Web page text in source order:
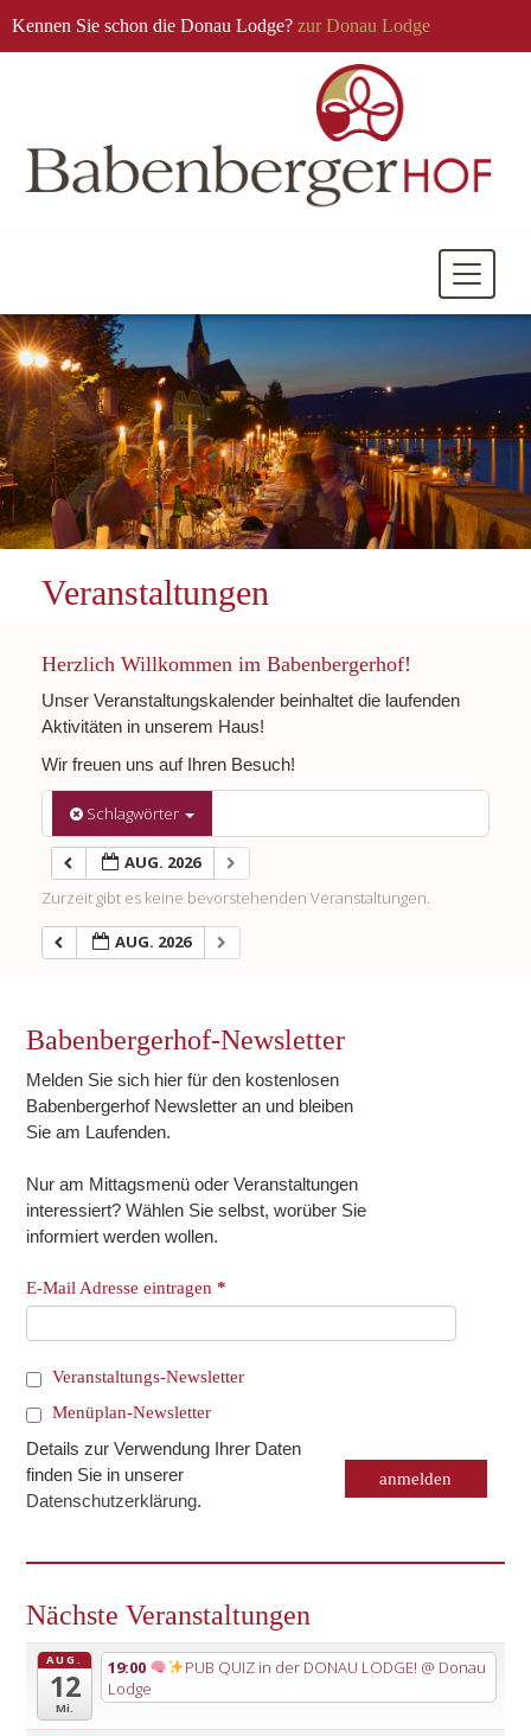
Kennen Sie schon die Donau Lodge? zur Donau Lodge
Mobile
Veranstaltungen
Herzlich Willkommen im Babenbergerhof!
Unser Veranstaltungskalender beinhaltet die laufenden
Aktivitäten in unserem Haus!
Wir freuen uns auf Ihren Besuch!
Schlagwörter
AUG. 2026
Zurzeit gibt es keine bevorstehenden Veranstaltungen.
AUG. 2026
Babenbergerhof-Newsletter
Melden Sie sich hier für den kostenlosen
Babenbergerhof Newsletter an und bleiben
Sie am Laufenden.
Nur am Mittagsmenü oder Veranstaltungen
interessiert? Wählen Sie selbst, worüber Sie
informiert werden wollen.
E-Mail Adresse eintragen*
Veranstaltungs-Newsletter
Menüplan-Newsletter
Details zur Verwendung Ihrer Daten
finden Sie in unserer
Datenschutzerklärung.
Nächste Veranstaltungen
AUG.
12
Mi.
19:00 PUB QUIZ in der DONAU LODGE! @ Donau
Lodge